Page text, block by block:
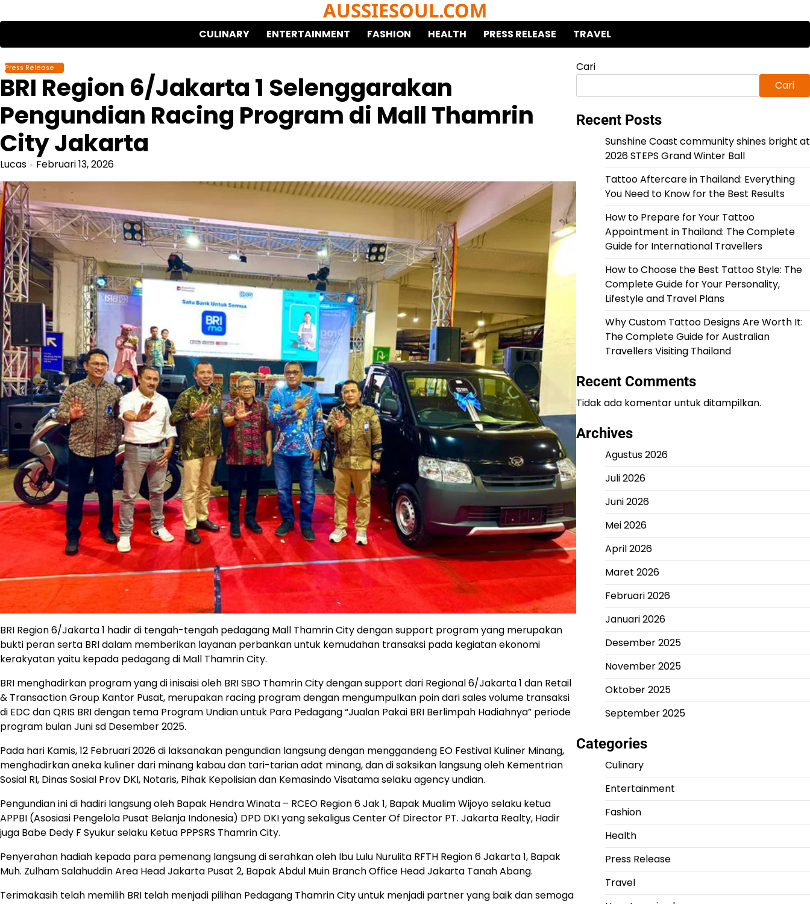
to
AUSSIESOUL.COM
CULINARY ENTERTAINMENT FASHION HEALTH PRESS RELEASE TRAVEL
Press Release
BRI Region 6/Jakarta 1 Selenggarakan
Pengundian Racing Program di Mall Thamrin
City Jakarta
Lucas Februari 13, 2026
BRI Region 6/Jakarta 1 hadir di tengah-tengah pedagang Mall Thamrin City dengan support program yang merupakan
bukti peran serta BRI dalam memberikan layanan perbankan untuk kemudahan transaksi pada kegiatan ekonomi
kerakyatan yaitu kepada pedagang di Mall Thamrin City.
BRI menghadirkan program yang di inisaisi oleh BRI SBO Thamrin City dengan support dari Regional 6/Jakarta 1 dan Retail
& Transaction Group Kantor Pusat, merupakan racing program dengan mengumpulkan poin dari sales volume transaksi
di EDC dan QRIS BRI dengan tema Program Undian untuk Para Pedagang “Jualan Pakai BRI Berlimpah Hadiahnya” periode
program bulan Juni sd Desember 2025.
Pada hari Kamis, 12 Februari 2026 di laksanakan pengundian langsung dengan menggandeng EO Festival Kuliner Minang,
menghadirkan aneka kuliner dari minang kabau dan tari-tarian adat minang, dan di saksikan langsung oleh Kementrian
Sosial RI, Dinas Sosial Prov DKI, Notaris, Pihak Kepolisian dan Kemasindo Visatama selaku agency undian.
Pengundian ini di hadiri langsung oleh Bapak Hendra Winata – RCEO Region 6 Jak 1, Bapak Mualim Wijoyo selaku ketua
APPBI (Asosiasi Pengelola Pusat Belanja Indonesia) DPD DKI yang sekaligus Center Of Director PT. Jakarta Realty, Hadir
juga Babe Dedy F Syukur selaku Ketua PPPSRS Thamrin City.
Penyerahan hadiah kepada para pemenang langsung di serahkan oleh Ibu Lulu Nurulita RFTH Region 6 Jakarta 1, Bapak
Muh. Zulham Salahuddin Area Head Jakarta Pusat 2, Bapak Abdul Muin Branch Office Head Jakarta Tanah Abang.
Terimakasih telah memilih BRI telah menjadi pilihan Pedagang Thamrin City untuk menjadi partner yang baik dan semoga
Cari
Cari
Recent Posts
Sunshine Coast community shines bright at
2026 STEPS Grand Winter Ball
Tattoo Aftercare in Thailand: Everything
You Need to Know for the Best Results
How to Prepare for Your Tattoo
Appointment in Thailand: The Complete
Guide for International Travellers
How to Choose the Best Tattoo Style: The
Complete Guide for Your Personality,
Lifestyle and Travel Plans
Why Custom Tattoo Designs Are Worth It:
The Complete Guide for Australian
Travellers Visiting Thailand
Recent Comments
Tidak ada komentar untuk ditampilkan.
Archives
Agustus 2026
Juli 2026
Juni 2026
Mei 2026
April 2026
Maret 2026
Februari 2026
Januari 2026
Desember 2025
November 2025
Oktober 2025
September 2025
Categories
Culinary
Entertainment
Fashion
Health
Press Release
Travel